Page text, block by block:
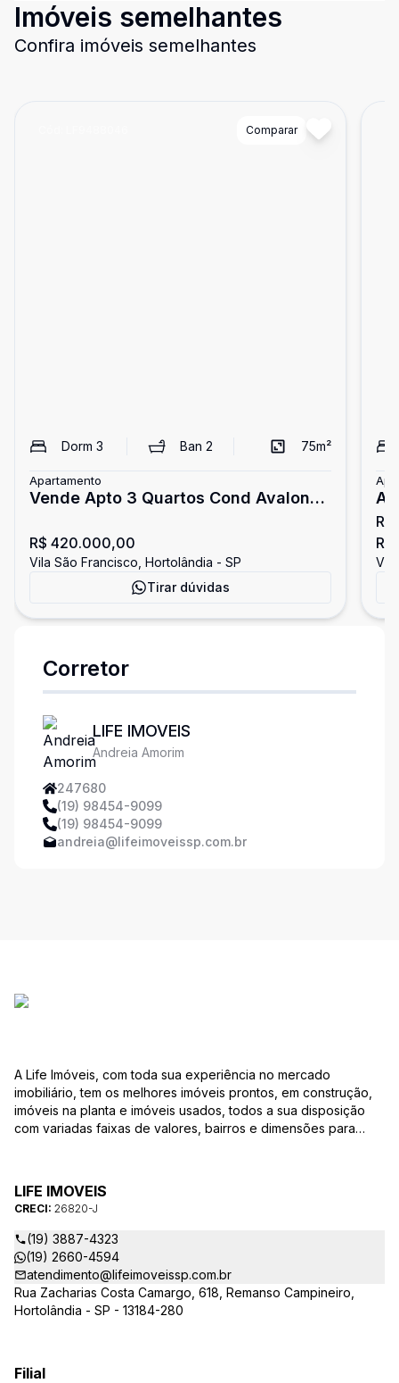
Imóveis semelhantes
Confira imóveis semelhantes
Comparar
Dorm 3 Ban2 75m²
Apartamento
Vende Apto 3 Quartos Cond Avalon
R$ 420.000,00
Vila São Francisco, Hortolândia - SP
Tirar dúvidas
Corretor
LIFE IMOVEIS
Andreia Amorim
247680
(19) 98454-9099
(19) 98454-9099
andreia@lifeimoveissp.com.br
A Life Imóveis, com toda sua experiência no mercado
imobiliário, tem os melhores imóveis prontos, em construção,
imóveis na planta e imóveis usados, todos a sua disposição
com variadas faixas de valores, bairros e dimensões para
as suas dúvidas sobre casas, apartamentos, terrenos, salas
comerciais e outros produtos imobiliários.
LIFE IMOVEIS
CRECI: 26820-J
(19) 3887-4323
(19) 2660-4594
atendimento@lifeimoveissp.com.br
Rua Zacharias Costa Camargo, 618, Remanso Campineiro,
Hortolândia - SP - 13184-280
Filial